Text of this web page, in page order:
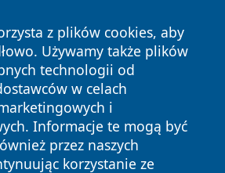
z plików cookies, aby
Używamy także plików
technologii od
w celach
i
Informacje te mogą być
przez naszych
korzystanie ze
Wszystkie prawa
Polityka